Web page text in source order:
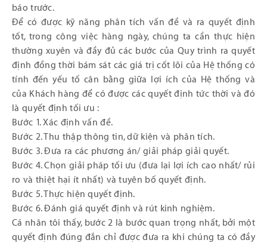
báo trước.
Để có được kỹ năng phân tích vấn đề và ra quyết định
tốt, trong công việc hàng ngày, chúng ta cần thực hiện
thường xuyên và đầy đủ các bước của Quy trình ra quyết
định đồng thời bám sát các giá trị cốt lõi của Hệ thống có
tính đến yếu tố cân bằng giữa lợi ích của Hệ thống và
của Khách hàng để có được các quyết định tức thời và đó
là quyết định tối ưu :
Bước 1. Xác định vấn đề.
Bước 2. Thu thập thông tin, dữ kiện và phân tích.
Bước 3. Đưa ra các phương án/ giải pháp giải quyết.
Bước 4. Chọn giải pháp tối ưu (đưa lại lợi ích cao nhất/ rủi
ro và thiệt hại ít nhất) và tuyên bố quyết định.
Bước 5. Thực hiện quyết định.
Bước 6. Đánh giá quyết định và rút kinh nghiệm.
Cá nhân tôi thấy, bước 2 là bước quan trọng nhất, bởi một
quyết định đúng đắn chỉ được đưa ra khi chúng ta có đầy